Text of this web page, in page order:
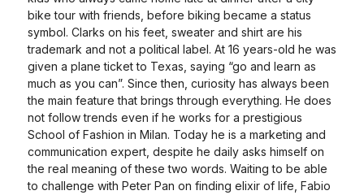
bike tour with friends, before biking became a status
symbol. Clarks on his feet, sweater and shirt are his
trademark and not a political label. At 16 years-old he was
given a plane ticket to Texas, saying “go and learn as
much as you can”. Since then, curiosity has always been
the main feature that brings through everything. He does
not follow trends even if he works for a prestigious
School of Fashion in Milan. Today he is a marketing and
communication expert, despite he daily asks himself on
the real meaning of these two words. Waiting to be able
to challenge with Peter Pan on finding elixir of life, Fabio